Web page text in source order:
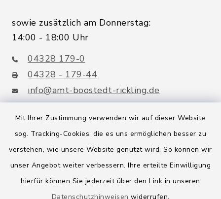
Mit Ihrer Zustimmung verwenden wir auf dieser Website
sog. Tracking-Cookies, die es uns ermöglichen besser zu
verstehen, wie unsere Website genutzt wird. So können wir
unser Angebot weiter verbessern. Ihre erteilte Einwilligung
hierfür können Sie jederzeit über den Link in unseren
Datenschutzhinweisen widerrufen.
sowie zusätzlich am Donnerstag:
14:00 - 18:00 Uhr
04328 179-0
04328 - 179-44
info@amt-boostedt-rickling.de
Quicklinks
Amt Boostedt-Rickling
Amtsbroschüre